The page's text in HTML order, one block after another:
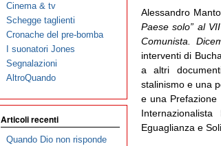
Alessandro
Paese solo” al
Comunista.
interventi di
a altri
stalinismo e una
e una Prefazione
Eguaglianza e
Cinema & tv
Schegge taglienti
Cronache del pre-bomba
I suonatori Jones
Segnalazioni
AltroQuando
Articoli recenti
Quando Dio non risponde